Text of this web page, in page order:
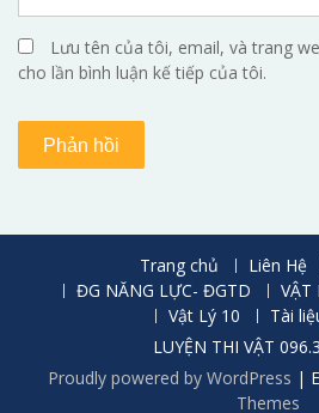
Lưu tên của tôi, email, và trang
cho lần bình luận kế tiếp của tôi.
Trang chủ Liên Hệ
ĐG NĂNG LỰC- ĐGTD
VẬT
Vật Lý 10
Tài
LUYỆN THI VẬT
Proudly powered by WordPress |
Themes